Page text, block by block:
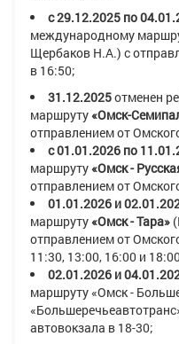
с 29.12.2025 по
международному
Щербаков Н.А.) с
в 16:50;
31.12.2025отменен
маршруту«Омск-
отправлением от
с 01.01.2026 по
маршруту«Омск -
отправлением от
01.01.2026 и
маршруту«Омск - Тара»
отправлением от
11:30, 13:00, 16:00 и 18:00
02.01.2026 и
маршруту«Омск -
автовокзала в 18-30;